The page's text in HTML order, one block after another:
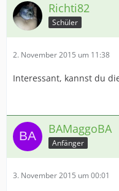
Richti82
Schüler
2. November 2015 um 11:38
Interessant, kannst du
BAMaggoBA
Anfänger
3. November 2015 um 00:01